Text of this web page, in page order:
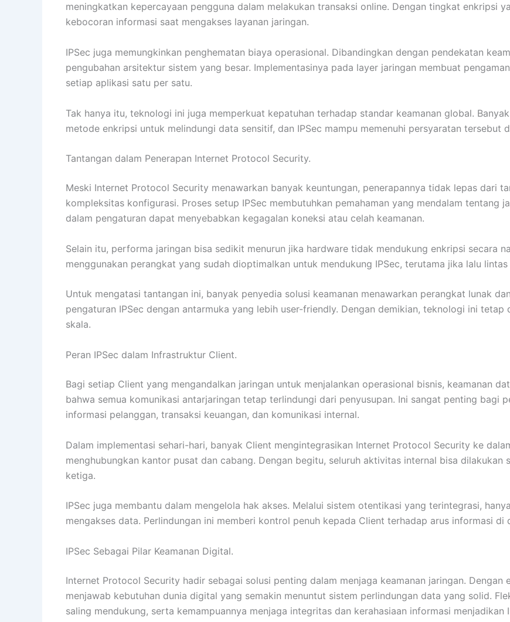
meningkatkan kepercayaan pengguna dalam melakukan transaksi online. Dengan tingkat enkripsi
kebocoran informasi saat mengakses layanan jaringan.
IPSec juga memungkinkan penghematan biaya operasional. Dibandingkan dengan pendekatan
pengubahan arsitektur sistem yang besar. Implementasinya pada layer jaringan membuat
setiap aplikasi satu per satu.
Tak hanya itu, teknologi ini juga memperkuat kepatuhan terhadap standar keamanan global.
metode enkripsi untuk melindungi data sensitif, dan IPSec mampu memenuhi persyaratan tersebut
Tantangan dalam Penerapan Internet Protocol Security.
Meski Internet Protocol Security menawarkan banyak keuntungan, penerapannya tidak lepas dari
kompleksitas konfigurasi. Proses setup IPSec membutuhkan pemahaman yang mendalam tentang
dalam pengaturan dapat menyebabkan kegagalan koneksi atau celah keamanan.
Selain itu, performa jaringan bisa sedikit menurun jika hardware tidak mendukung enkripsi secara
menggunakan perangkat yang sudah dioptimalkan untuk mendukung IPSec, terutama jika lalu
Untuk mengatasi tantangan ini, banyak penyedia solusi keamanan menawarkan perangkat lunak
pengaturan IPSec dengan antarmuka yang lebih user-friendly. Dengan demikian, teknologi ini
skala.
Peran IPSec dalam Infrastruktur Client.
Bagi setiap Client yang mengandalkan jaringan untuk menjalankan operasional bisnis, keamanan
bahwa semua komunikasi antarjaringan tetap terlindungi dari penyusupan. Ini sangat penting bagi
informasi pelanggan, transaksi keuangan, dan komunikasi internal.
Dalam implementasi sehari-hari, banyak Client mengintegrasikan Internet Protocol Security ke
menghubungkan kantor pusat dan cabang. Dengan begitu, seluruh aktivitas internal bisa
ketiga.
IPSec juga membantu dalam mengelola hak akses. Melalui sistem otentikasi yang terintegrasi,
mengakses data. Perlindungan ini memberi kontrol penuh kepada Client terhadap arus informasi di
IPSec Sebagai Pilar Keamanan Digital.
Internet Protocol Security hadir sebagai solusi penting dalam menjaga keamanan jaringan.
menjawab kebutuhan dunia digital yang semakin menuntut sistem perlindungan data yang solid.
saling mendukung, serta kemampuannya menjaga integritas dan kerahasiaan informasi menjadikan